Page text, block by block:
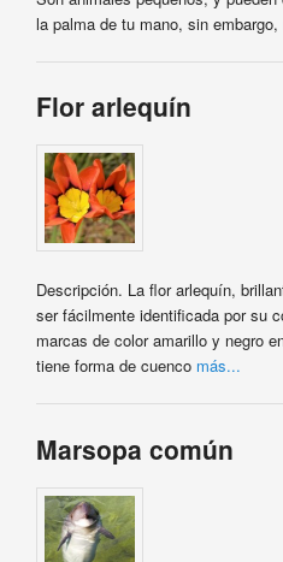
la palma de tu mano, sin embargo,
Flor arlequín
Descripción. La flor arlequín,
ser fácilmente identificada por su
marcas de color amarillo y negro
tiene forma de cuenco más...
Marsopa común